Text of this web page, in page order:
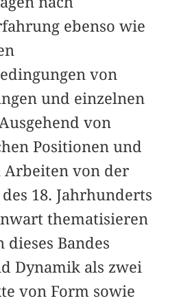
ebenso wie
von
und einzelnen
von
Positionen und
Arbeiten von der
18. Jahrhunderts
thematisieren
Bandes
Dynamik als zwei
von Form sowie